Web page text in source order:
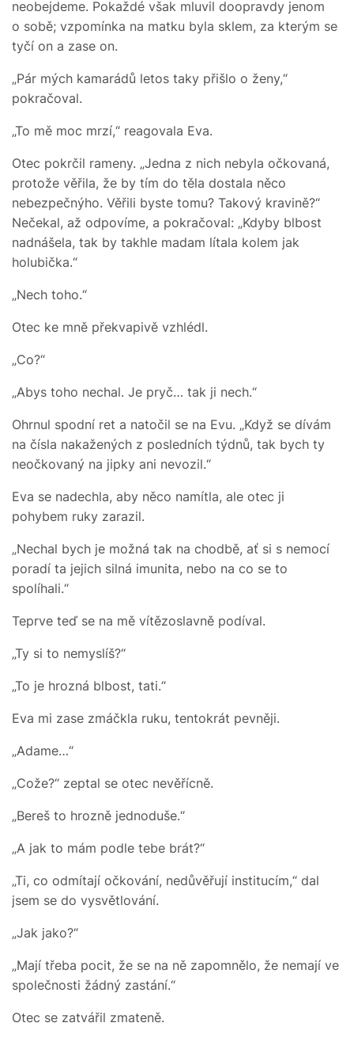
neobejdeme. Pokaždé však mluvil doopravdy jenom
o sobě; vzpomínka na matku byla sklem, za kterým se
tyčí on a zase on.
„Pár mých kamarádů letos taky přišlo o ženy,“
pokračoval.
„To mě moc mrzí,“ reagovala Eva.
Otec pokrčil rameny. „Jedna z nich nebyla očkovaná,
protože věřila, že by tím do těla dostala něco
nebezpečnýho. Věřili byste tomu? Takový kravině?“
Nečekal, až odpovíme, a pokračoval: „Kdyby blbost
nadnášela, tak by takhle madam lítala kolem jak
holubička.“
„Nech toho.“
Otec ke mně překvapivě vzhlédl.
„Co?“
„Abys toho nechal. Je pryč… tak ji nech.“
Ohrnul spodní ret a natočil se na Evu. „Když se dívám
na čísla nakažených z posledních týdnů, tak bych ty
neočkovaný na jipky ani nevozil.“
Eva se nadechla, aby něco namítla, ale otec ji
pohybem ruky zarazil.
„Nechal bych je možná tak na chodbě, ať si s nemocí
poradí ta jejich silná imunita, nebo na co se to
spolíhali.“
Teprve teď se na mě vítězoslavně podíval.
„Ty si to nemyslíš?“
„To je hrozná blbost, tati.“
Eva mi zase zmáčkla ruku, tentokrát pevněji.
„Adame…“
„Cože?“ zeptal se otec nevěřícně.
„Bereš to hrozně jednoduše.“
„A jak to mám podle tebe brát?“
„Ti, co odmítají očkování, nedůvěřují institucím,“ dal
jsem se do vysvětlování.
„Jak jako?“
„Mají třeba pocit, že se na ně zapomnělo, že nemají ve
společnosti žádný zastání.“
Otec se zatvářil zmateně.